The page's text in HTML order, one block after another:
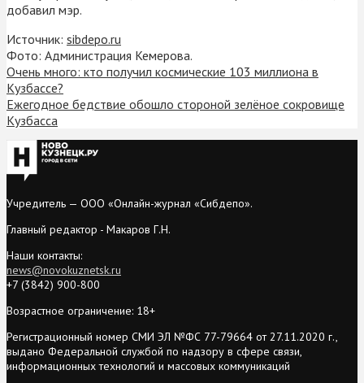
добавил мэр.
Источник: sibdepo.ru
Фото: Администрация Кемерова.
Очень много: кто получил космические 103 миллиона в
Кузбассе?
Ежегодное бедствие обошло стороной зелёное сокровище
Кузбасса
Учредитель — ООО «Онлайн-журнал «Сибдепо».
Главный редактор - Макаров Г.Н.
Наши контакты:
news@novokuznetsk.ru
+7 (3842) 900-800
Возрастное ограничение: 18+
Регистрационный номер СМИ ЭЛ №ФС 77-79664 от 27.11.2020 г.,
выдано Федеральной службой по надзору в сфере связи,
информационных технологий и массовых коммуникаций